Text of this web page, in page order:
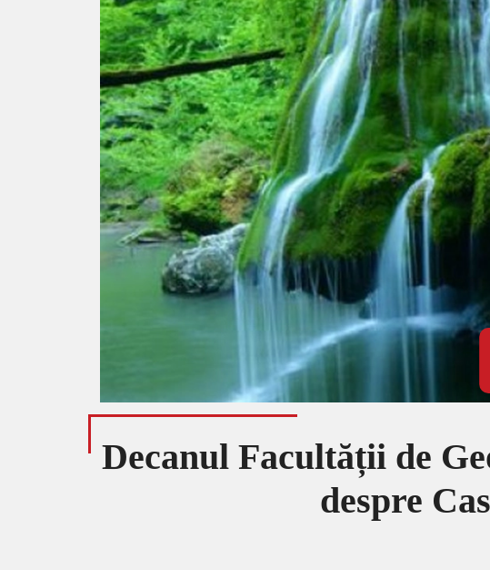
Decanul Facultății de
despre